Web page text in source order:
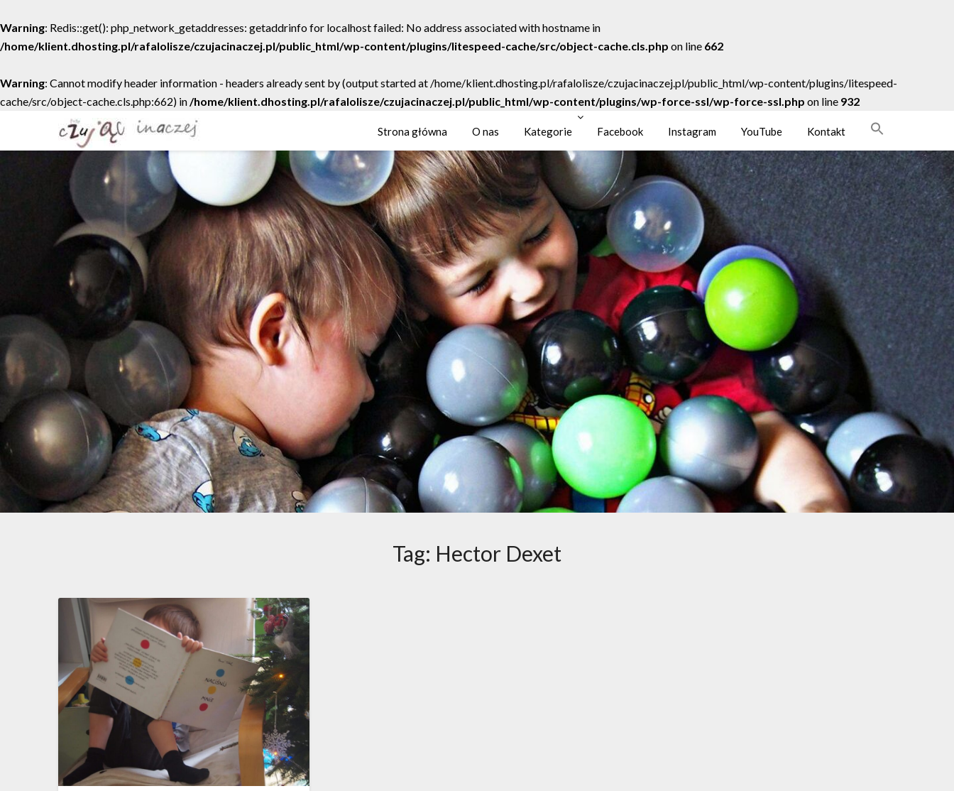
Warning: Redis::get(): php_network_getaddresses: getaddrinfo for localhost failed: No address associated with hostname in
/home/klient.dhosting.pl/rafalolisze/czujacinaczej.pl/public_html/wp-content/plugins/litespeed-cache/src/object-cache.cls.php on line 662
Warning: Cannot modify header information - headers already sent by (output started at /home/klient.dhosting.pl/rafalolisze/czujacinaczej.pl/public_html/wp-content/plugins/litespeed-
cache/src/object-cache.cls.php:662) in/home/klient.dhosting.pl/rafalolisze/czujacinaczej.pl/public_html/wp-content/plugins/wp-force-ssl/wp-force-ssl.php on line 932
Strona główna O nas Kategorie Facebook Instagram YouTube Kontakt
Tag: Hector Dexet